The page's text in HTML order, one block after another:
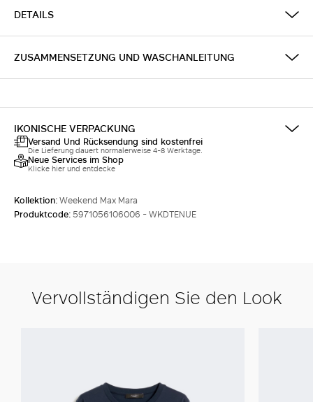
DETAILS
ZUSAMMENSETZUNG UND WASCHANLEITUNG
IKONISCHE VERPACKUNG
Versand Und Rücksendung sind kostenfrei
Die Lieferung dauert normalerweise 4-8 Werktage.
Neue Services im Shop
Klicke hier und entdecke
Kollektion:Weekend Max Mara
Produktcode:5971056106006 - WKDTENUE
Vervollständigen Sie den Look